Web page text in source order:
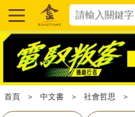
首頁 ＞ 中文書 ＞ 社會哲思 ＞